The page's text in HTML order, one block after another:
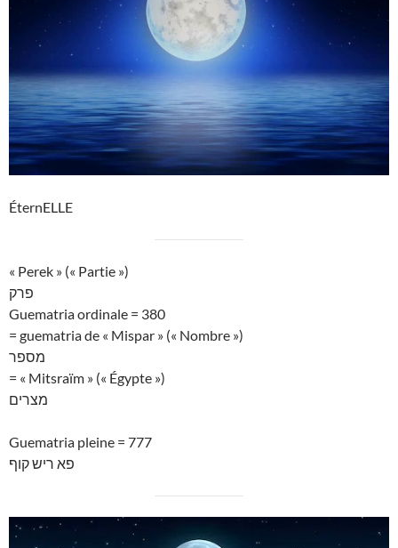
ÉternELLE
« Perek » (« Partie »)
פרק
Guematria ordinale = 380
= guematria de « Mispar » (« Nombre »)
מספר
= « Mitsraïm » (« Égypte »)
מצרים
Guematria pleine = 777
פא ריש קוף